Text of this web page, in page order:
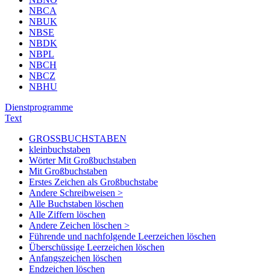
NBCA
NBUK
NBSE
NBDK
NBPL
NBCH
NBCZ
NBHU
Dienstprogramme
Text
GROSSBUCHSTABEN
kleinbuchstaben
Wörter Mit Großbuchstaben
Mit Großbuchstaben
Erstes Zeichen als Großbuchstabe
Andere Schreibweisen >
Alle Buchstaben löschen
Alle Ziffern löschen
Andere Zeichen löschen >
Führende und nachfolgende Leerzeichen löschen
Überschüssige Leerzeichen löschen
Anfangszeichen löschen
Endzeichen löschen